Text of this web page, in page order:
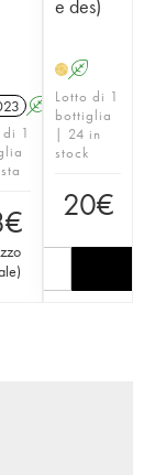
A
1
€
)
e des)
H A
Lotto di 1
bottiglia
| 24 in
stock
20€